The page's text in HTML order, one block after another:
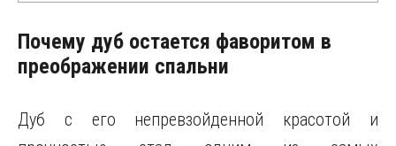
Почему дуб остается фаворитом в
преображении спальни
Дуб с его непревзойденной красотой и